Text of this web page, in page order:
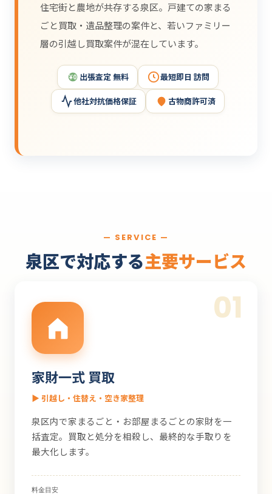
住宅街と農地が共存する泉区。戸建ての家まる
ごと買取・遺品整理の案件と、若いファミリー
層の引越し買取案件が混在しています。
¥0 出張査定 無料 最短即日 訪問
他社対抗価格保証 古物商許可済
— SERVICE —
泉区で対応する主要サービス
01
家財一式 買取
▶ 引越し・住替え・空き家整理
泉区内で家まるごと・お部屋まるごとの家財を一
括査定。買取と処分を相殺し、最終的な手取りを
最大化します。
料金目安